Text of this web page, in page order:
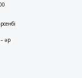
әр